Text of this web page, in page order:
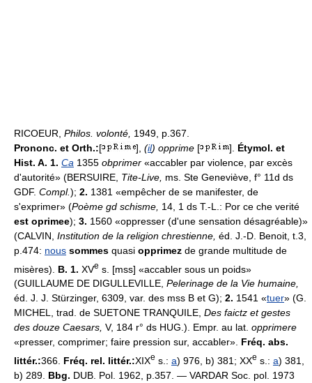
RICOEUR, Philos. volonté, 1949, p.367.
Prononc. et Orth.:[ ], (il) opprime [ ]. Étymol. et
Hist. A. 1. Ca 1355 obprimer «accabler par violence, par excès
d'autorité» (BERSUIRE, Tite-Live, ms. Ste Geneviève, f° 11d ds
GDF. Compl.); 2. 1381 «empêcher de se manifester, de
s'exprimer» (Poème gd schisme, 14, 1 ds T.-L.: Por ce che verité
est oprimee); 3. 1560 «oppresser (d'une sensation désagréable)»
(CALVIN, Institution de la religion chrestienne, éd. J.-D. Benoit, t.3,
p.474: nous sommes quasi opprimez de grande multitude de
misères). B. 1. XVe s. [mss] «accabler sous un poids»
(GUILLAUME DE DIGULLEVILLE, Pelerinage de la Vie humaine,
éd. J. J. Stürzinger, 6309, var. des mss B et G); 2. 1541 «tuer» (G.
MICHEL, trad. de SUETONE TRANQUILE, Des faictz et gestes
des douze Caesars, V, 184 r° ds HUG.). Empr. au lat. opprimere
«presser, comprimer; faire pression sur, accabler». Fréq. abs.
littér.:366. Fréq. rel. littér.:XIXe s.: a) 976, b) 381; XXe s.: a) 381,
b) 289. Bbg. DUB. Pol. 1962, p.357. — VARDAR Soc. pol. 1973